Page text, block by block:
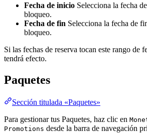
Fecha de inicio Selecciona la fecha
bloqueo.
Fecha de fin Selecciona la fecha de
bloqueo.
Si las fechas de reserva tocan este rango de
tendrá efecto.
Paquetes
Sección titulada «Paquetes»
Para gestionar tus Paquetes, haz clic en
Promotions desde la barra de navegación